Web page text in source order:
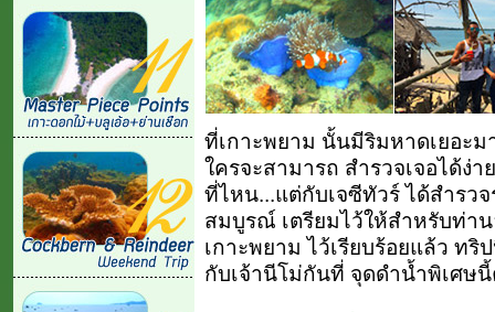
ที่เกาะพยาม นั้นมีริมหาดเยอะม
ใครจะสามารถ สำรวจเจอได้ง่
ที่ไหน...แต่กับเจซีทัวร์ ได้สำรว
สมบูรณ์ เตรียมไว้ให้สำหรับท่า
เกาะพยาม ไว้เรียบร้อยแล้ว ท
กับเจ้านีโม่กันที่ จุดดำน้ำพิเศษ